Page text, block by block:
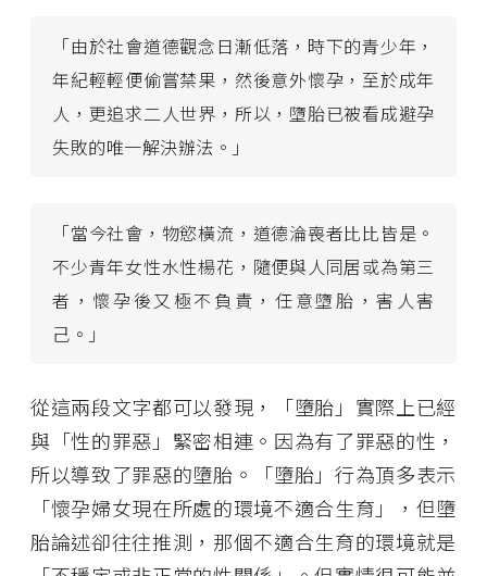
「由於社會道德觀念日漸低落，時下的青少年，
年紀輕輕便偷嘗禁果，然後意外懷孕，至於成年
人，更追求二人世界，所以，墮胎已被看成避孕
失敗的唯一解決辦法。」
「當今社會，物慾橫流，道德淪喪者比比皆是。
不少青年女性水性楊花，隨便與人同居或為第三
者，懷孕後又極不負責，任意墮胎，害人害
己。」
從這兩段文字都可以發現，「墮胎」實際上已經
與「性的罪惡」緊密相連。因為有了罪惡的性，
所以導致了罪惡的墮胎。「墮胎」行為頂多表示
「懷孕婦女現在所處的環境不適合生育」，但墮
胎論述卻往往推測，那個不適合生育的環境就是